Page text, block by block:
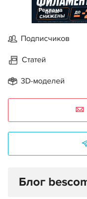
Реклама
Подписчиков
Статей
3D-моделей
Блог